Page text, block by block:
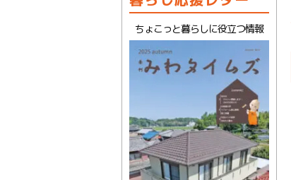
ちょこっと暮らしに役立つ情報